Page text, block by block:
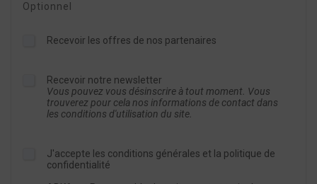
Optionnel
Recevoir les offres de nos partenaires
Recevoir notre newsletter
Vous pouvez vous désinscrire à tout moment. Vous
trouverez pour cela nos informations de contact dans
les conditions d'utilisation du site.
J'accepte les conditions générales et la politique de
confidentialité